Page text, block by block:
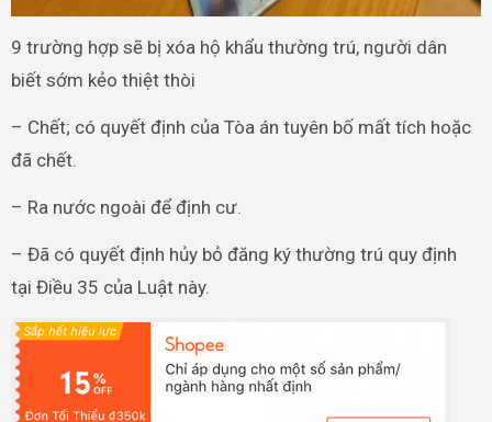
9 trường hợp sẽ bị xóa hộ khẩu thường trú, người dân
biết sớm kẻo thiệt thòi
– Chết; có quyết định của Tòa án tuyên bố mất tích hoặc
đã chết.
– Ra nước ngoài để định cư.
– Đã có quyết định hủy bỏ đăng ký thường trú quy định
tại Điều 35 của Luật này.